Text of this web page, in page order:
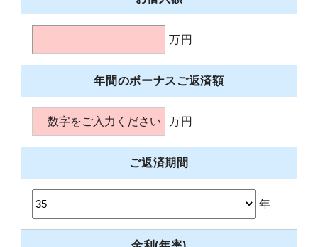
万円
年間のボーナスご返済額
万円
ご返済期間
年